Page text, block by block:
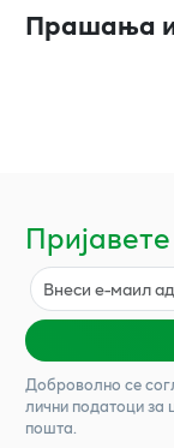
Прашања
Доброволно се
лични податоци за
пошта.